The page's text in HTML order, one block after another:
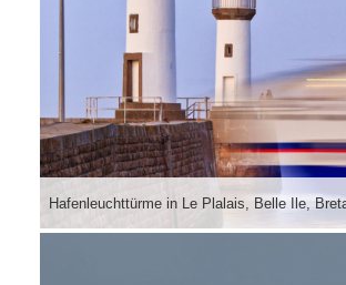
Hafenleuchttürme in Le Plalais, Belle Ile,